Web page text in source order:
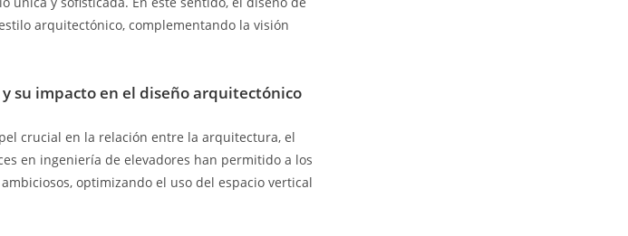
arquitectónico, complementando la visión
su impacto en el diseño arquitectónico
crucial en la relación entre la arquitectura, el
en ingeniería de elevadores han permitido a los
optimizando el uso del espacio vertical